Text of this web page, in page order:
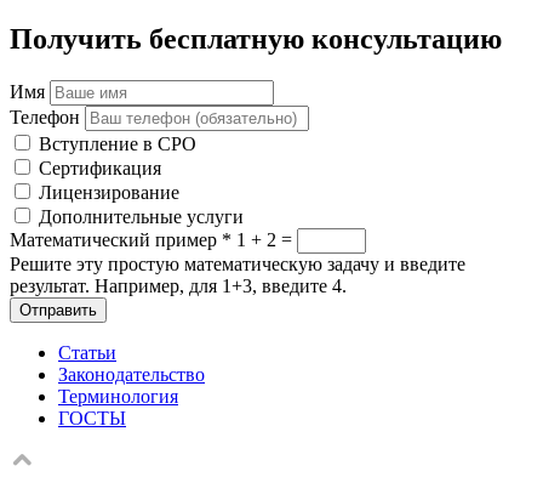
Получить бесплатную консультацию
Имя
Телефон
Вступление в СРО
Сертификация
Лицензирование
Дополнительные услуги
Математический пример * 1 + 2 =
Решите эту простую математическую задачу и введите
результат. Например, для 1+3, введите 4.
Отправить
Статьи
Законодательство
Терминология
ГОСТЫ